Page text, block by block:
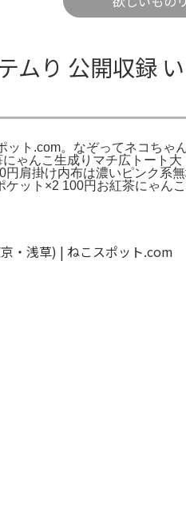
り 公開収録
ト.com。なぞってネコちゃ
ゃんこ生成りマチ広トート
肩掛け内布は濃いピンク系
ット×2 100円お紅茶にゃん